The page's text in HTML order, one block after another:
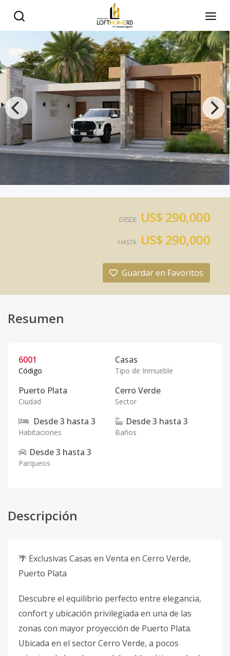
DESDE US$ 290,000
HASTA US$ 290,000
Guardar en Favoritos
Resumen
6001
Código
Casas
Tipo de Inmueble
Puerto Plata
Ciudad
Cerro Verde
Sector
Desde3 hasta 3
Habitaciones
Desde3 hasta 3
Baños
Desde3 hasta 3
Parqueos
Descripción
🌴 Exclusivas Casas en Venta en Cerro Verde,
Puerto Plata
Descubre el equilibrio perfecto entre elegancia,
confort y ubicación privilegiada en una de las
zonas con mayor proyección de Puerto Plata.
Ubicada en el sector Cerro Verde, a pocos